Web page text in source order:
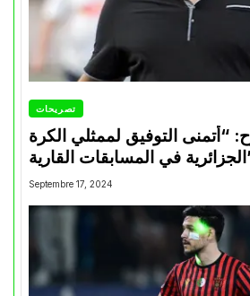
تصريحات
التوفيق لممثلي الكرة
Septembre 17, 2024